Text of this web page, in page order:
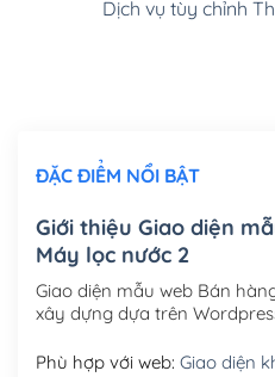
Cài đặt SMTP Mail cho
Mua thêm Host + Tên miền
Tên miền quốc tế .com
Tên miền Việt Nam .vn
Hosting 2GB SSD (1
Hosting 3GB SSD (1
Dịch vụ tùy chỉnh
ĐẶC ĐIỂM NỔI BẬT
Giới thiệu Giao diện
Máy lọc nước 2
Giao diện mẫu web Bán
xây dựng dựa trên
Phù hợp với web: Giao diện